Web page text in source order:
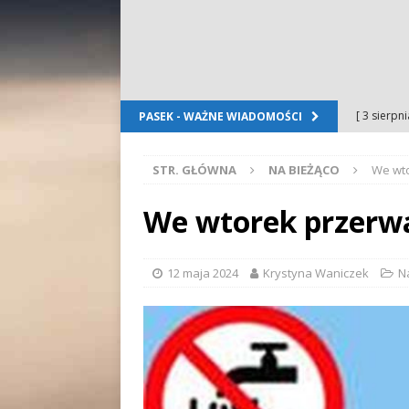
PASEK - WAŻNE WIADOMOŚCI [ 3
[ 2
[ 2
STR. GŁÓWNA NA BIEŻĄCO We
We wtorek
12 maja 2024 Krystyna Waniczek